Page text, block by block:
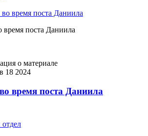
время поста Даниила
о материале
18 2024
время поста Даниила